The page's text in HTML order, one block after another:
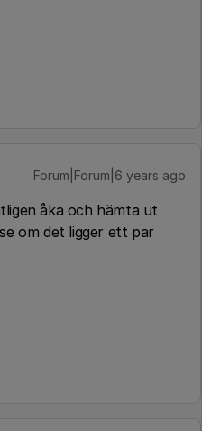
Forum|Forum|6 years ago
åka och hämta ut
om det ligger ett par